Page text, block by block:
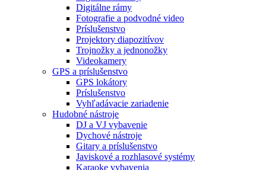
Digitálne rámy
Fotografie a podvodné video
Príslušenstvo
Projektory diapozitívov
Trojnožky a jednonožky
Videokamery
GPS a príslušenstvo
GPS lokátory
Príslušenstvo
Vyhľadávacie zariadenie
Hudobné nástroje
DJ a VJ vybavenie
Dychové nástroje
Gitary a príslušenstvo
Javiskové a rozhlasové systémy
Karaoke vybavenia